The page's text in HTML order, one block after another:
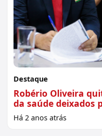
Destaque
Robério Oliveira
da saúde deixados
Há 2 anos atrás